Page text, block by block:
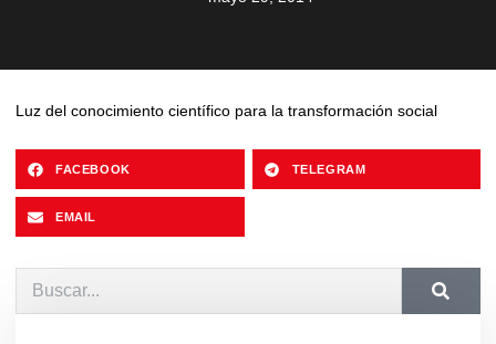
Luz del conocimiento científico para la transformación social
FACEBOOK TELEGRAM
EMAIL